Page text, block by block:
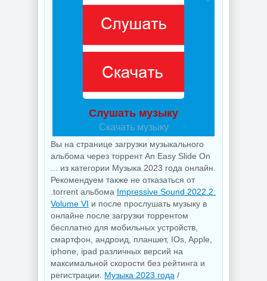
Слушать музыку
Скачать музыку
Вы на странице загрузки музыкального
альбома через торрент An Easy Slide On
... из категории Музыка 2023 года онлайн.
Рекомендуем также не отказаться от
.torrent альбома Impressive Sound 2022.2:
Volume VI и после прослушать музыку в
онлайне после загрузки торрентом
бесплатно для мобильных устройств,
смартфон, андроид, планшет, IOs, Apple,
iphone, ipad различных версий на
максимальной скорости без рейтинга и
регистрации. Музыка 2023 года /